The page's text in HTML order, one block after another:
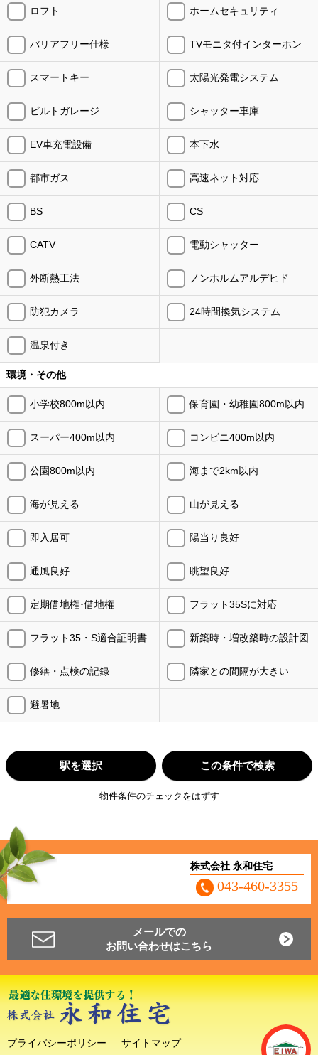
ロフト ホームセキュリティ
バリアフリー仕様 TVモニタ付インターホン
スマートキー 太陽光発電システム
ビルトガレージ シャッター車庫
EV車充電設備 本下水
都市ガス 高速ネット対応
BS CS
CATV 電動シャッター
外断熱工法 ノンホルムアルデヒド
防犯カメラ 24時間換気システム
温泉付き
環境・その他
小学校800m以内 保育園・幼稚園800m以内
スーパー400m以内 コンビニ400m以内
公園800m以内 海まで2km以内
海が見える 山が見える
即入居可 陽当り良好
通風良好 眺望良好
定期借地権･借地権 フラット35Sに対応
フラット35・S適合証明書 新築時・増改築時の設計図
修繕・点検の記録 隣家との間隔が大きい
避暑地
駅を選択 この条件で検索
物件条件のチェックをはずす
株式会社 永和住宅
043-460-3355
メールでの
お問い合わせはこちら
プライバシーポリシー サイトマップ